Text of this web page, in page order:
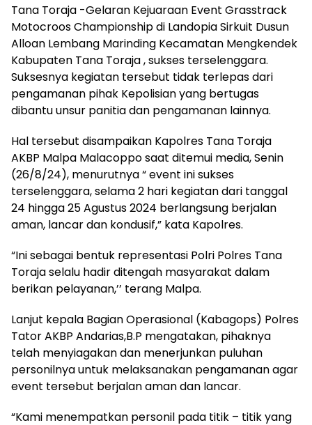
Tana Toraja -Gelaran Kejuaraan Event Grasstrack
Motocroos Championship di Landopia Sirkuit Dusun
Alloan Lembang Marinding Kecamatan Mengkendek
Kabupaten Tana Toraja , sukses terselenggara.
Suksesnya kegiatan tersebut tidak terlepas dari
pengamanan pihak Kepolisian yang bertugas
dibantu unsur panitia dan pengamanan lainnya.
Hal tersebut disampaikan Kapolres Tana Toraja
AKBP Malpa Malacoppo saat ditemui media, Senin
(26/8/24), menurutnya “ event ini sukses
terselenggara, selama 2 hari kegiatan dari tanggal
24 hingga 25 Agustus 2024 berlangsung berjalan
aman, lancar dan kondusif,” kata Kapolres.
“Ini sebagai bentuk representasi Polri Polres Tana
Toraja selalu hadir ditengah masyarakat dalam
berikan pelayanan,’’ terang Malpa.
Lanjut kepala Bagian Operasional (Kabagops) Polres
Tator AKBP Andarias,B.P mengatakan, pihaknya
telah menyiagakan dan menerjunkan puluhan
personilnya untuk melaksanakan pengamanan agar
event tersebut berjalan aman dan lancar.
“Kami menempatkan personil pada titik – titik yang